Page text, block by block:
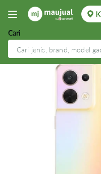
Cari
Oppo Reno 8